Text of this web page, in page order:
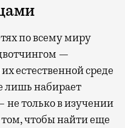
по всему миру
—
естественной среде
лишь набирает
не только в изучении
чтобы найти еще